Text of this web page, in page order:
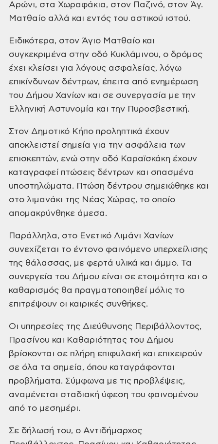
Αρώνι, στα Χωραφάκια, στον Παζινό, στον Άγ.
Ματθαίο αλλά και εντός του αστικού ιστού.
Ειδικότερα, στον Άγιο Ματθαίο και
συγκεκριμένα στην οδό Κυκλάμινου, ο δρόμος
έχει κλείσει για λόγους ασφαλείας, λόγω
επικίνδυνων δέντρων, έπειτα από ενημέρωση
του Δήμου Χανίων και σε συνεργασία με την
Ελληνική Αστυνομία και την Πυροσβεστική.
Στον Δημοτικό Κήπο προληπτικά έχουν
αποκλειστεί σημεία για την ασφάλεια των
επισκεπτών, ενώ στην οδό Καραϊσκάκη έχουν
καταγραφεί πτώσεις δέντρων και σπασμένα
υποστηλώματα. Πτώση δέντρου σημειώθηκε και
στο λιμανάκι της Νέας Χώρας, το οποίο
απομακρύνθηκε άμεσα.
Παράλληλα, στο Ενετικό Λιμάνι Χανίων
συνεχίζεται το έντονο φαινόμενο υπερχείλισης
της θάλασσας, με φερτά υλικά και άμμο. Τα
συνεργεία του Δήμου είναι σε ετοιμότητα και ο
καθαρισμός θα πραγματοποιηθεί μόλις το
επιτρέψουν οι καιρικές συνθήκες.
Οι υπηρεσίες της Διεύθυνσης Περιβάλλοντος,
Πρασίνου και Καθαριότητας του Δήμου
βρίσκονται σε πλήρη επιφυλακή και επιχειρούν
σε όλα τα σημεία, όπου καταγράφονται
προβλήματα. Σύμφωνα με τις προβλέψεις,
αναμένεται σταδιακή ύφεση του φαινομένου
από το μεσημέρι.
Σε δήλωσή του, ο Αντιδήμαρχος